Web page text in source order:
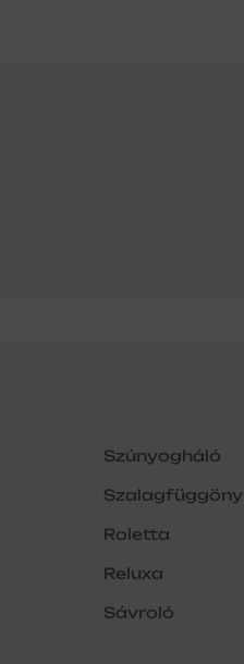
Szúnyogháló
Szalagfüggöny
Roletta
Reluxa
Sávroló